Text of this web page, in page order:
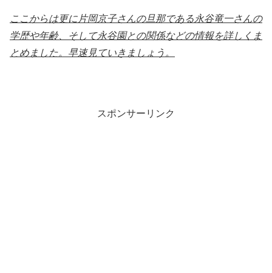
ここからは更に片岡京子さんの旦那である永谷竜一さんの
学歴や年齢、そして永谷園との関係などの情報を詳しくま
とめました。早速見ていきましょう。
スポンサーリンク